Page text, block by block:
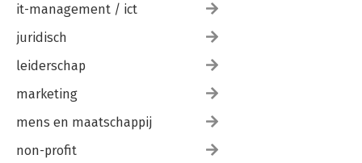
it-management / ict
juridisch
leiderschap
marketing
mens en maatschappij
non-profit